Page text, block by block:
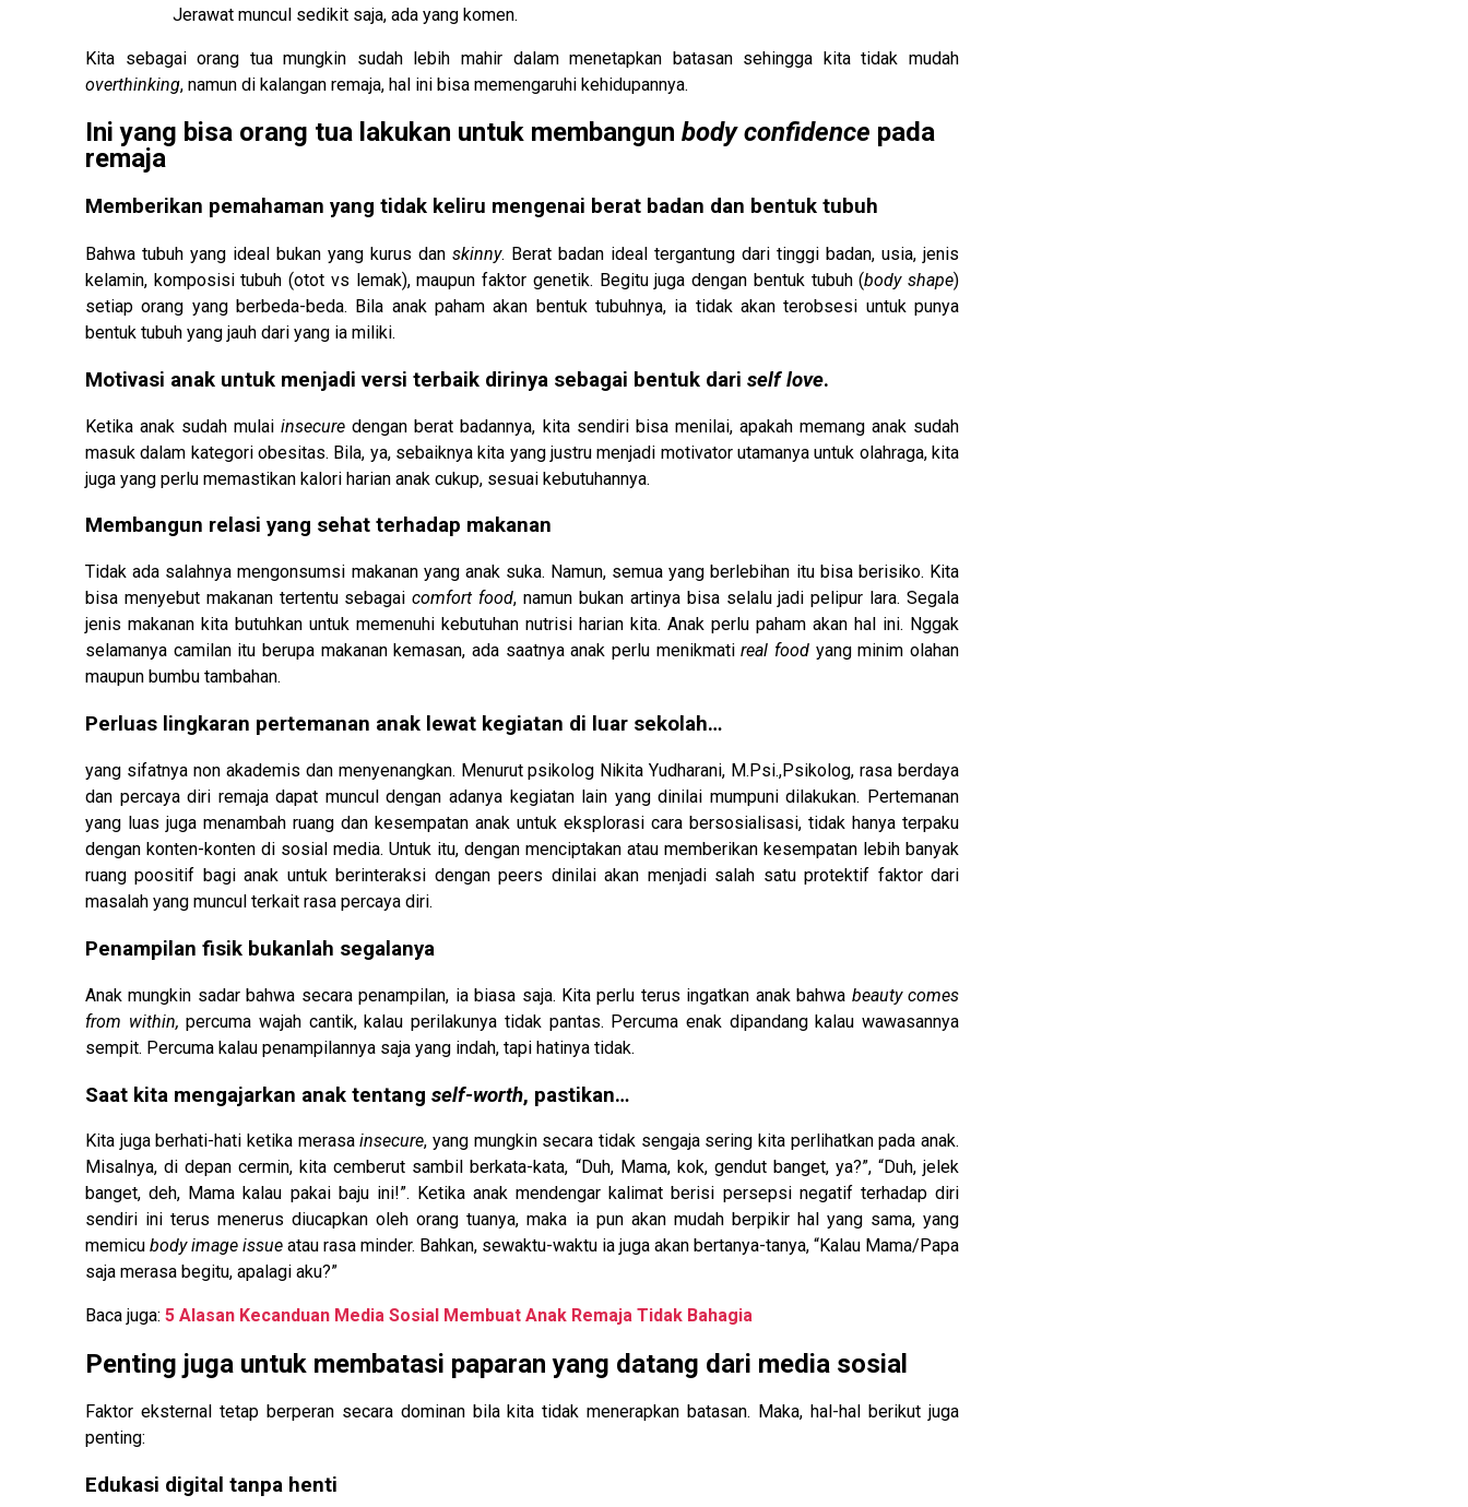
Jerawat muncul sedikit saja, ada yang komen.
Kita sebagai orang tua mungkin sudah lebih mahir dalam menetapkan batasan sehingga kita tidak mudah
overthinking, namun di kalangan remaja, hal ini bisa memengaruhi kehidupannya.
Ini yang bisa orang tua lakukan untuk membangun body confidence pada
remaja
Memberikan pemahaman yang tidak keliru mengenai berat badan dan bentuk tubuh
Bahwa tubuh yang ideal bukan yang kurus dan skinny. Berat badan ideal tergantung dari tinggi badan, usia, jenis
kelamin, komposisi tubuh (otot vs lemak), maupun faktor genetik. Begitu juga dengan bentuk tubuh (body shape)
setiap orang yang berbeda-beda. Bila anak paham akan bentuk tubuhnya, ia tidak akan terobsesi untuk punya
bentuk tubuh yang jauh dari yang ia miliki.
Motivasi anak untuk menjadi versi terbaik dirinya sebagai bentuk dari self love.
Ketika anak sudah mulaiinsecure dengan berat badannya, kita sendiri bisa menilai, apakah memang anak sudah
masuk dalam kategori obesitas. Bila, ya, sebaiknya kita yang justru menjadi motivator utamanya untuk olahraga, kita
juga yang perlu memastikan kalori harian anak cukup, sesuai kebutuhannya.
Membangun relasi yang sehat terhadap makanan
Tidak ada salahnya mengonsumsi makanan yang anak suka. Namun, semua yang berlebihan itu bisa berisiko. Kita
bisa menyebut makanan tertentu sebagaicomfort food, namun bukan artinya bisa selalu jadi pelipur lara. Segala
jenis makanan kita butuhkan untuk memenuhi kebutuhan nutrisi harian kita. Anak perlu paham akan hal ini. Nggak
selamanya camilan itu berupa makanan kemasan, ada saatnya anak perlu menikmatireal food yang minim olahan
maupun bumbu tambahan.
Perluas lingkaran pertemanan anak lewat kegiatan di luar sekolah…
yang sifatnya non akademis dan menyenangkan. Menurut psikolog Nikita Yudharani, M.Psi.,Psikolog, rasa berdaya
dan percaya diri remaja dapat muncul dengan adanya kegiatan lain yang dinilai mumpuni dilakukan. Pertemanan
yang luas juga menambah ruang dan kesempatan anak untuk eksplorasi cara bersosialisasi, tidak hanya terpaku
dengan konten-konten di sosial media. Untuk itu, dengan menciptakan atau memberikan kesempatan lebih banyak
ruang poositif bagi anak untuk berinteraksi dengan peers dinilai akan menjadi salah satu protektif faktor dari
masalah yang muncul terkait rasa percaya diri.
Penampilan fisik bukanlah segalanya
Anak mungkin sadar bahwa secara penampilan, ia biasa saja. Kita perlu terus ingatkan anak bahwa beauty comes
from within,percuma wajah cantik, kalau perilakunya tidak pantas. Percuma enak dipandang kalau wawasannya
sempit. Percuma kalau penampilannya saja yang indah, tapi hatinya tidak.
Saat kita mengajarkan anak tentang self-worth, pastikan…
Kita juga berhati-hati ketika merasainsecure, yang mungkin secara tidak sengaja sering kita perlihatkan pada anak.
Misalnya, di depan cermin, kita cemberut sambil berkata-kata, “Duh, Mama, kok, gendut banget, ya?”, “Duh, jelek
banget, deh, Mama kalau pakai baju ini!”. Ketika anak mendengar kalimat berisi persepsi negatif terhadap diri
sendiri ini terus menerus diucapkan oleh orang tuanya, maka ia pun akan mudah berpikir hal yang sama, yang
memicu body image issue atau rasa minder. Bahkan, sewaktu-waktu ia juga akan bertanya-tanya, “Kalau Mama/Papa
saja merasa begitu, apalagi aku?”
Baca juga: 5 Alasan Kecanduan Media Sosial Membuat Anak Remaja Tidak Bahagia
Penting juga untuk membatasi paparan yang datang dari media sosial
Faktor eksternal tetap berperan secara dominan bila kita tidak menerapkan batasan. Maka, hal-hal berikut juga
penting:
Edukasi digital tanpa henti